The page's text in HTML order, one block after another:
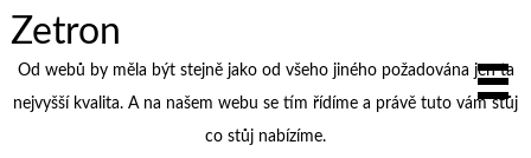
Zetron
Od webů by měla být stejně jako od všeho jiného požadována jen ta
nejvyšší kvalita. A na našem webu se tím řídíme a právě tuto vám stůj
co stůj nabízíme.